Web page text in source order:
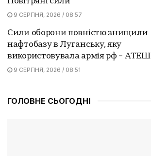
9 СЕРПНЯ, 2026 / 08:57
Сили оборони повністю знищили
нафтобазу в Луганську, яку
використовувала армія рф – АТЕШ
9 СЕРПНЯ, 2026 / 08:51
ГОЛОВНЕ СЬОГОДНІ